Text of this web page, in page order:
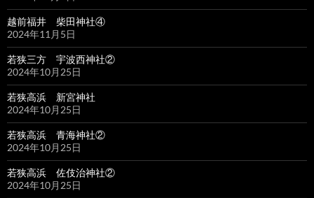
越前福井 柴田神社④
2024年11月5日
若狭三方 宇波西神社②
2024年10月25日
若狭高浜 新宮神社
2024年10月25日
若狭高浜 青海神社②
2024年10月25日
若狭高浜 佐伎治神社②
2024年10月25日